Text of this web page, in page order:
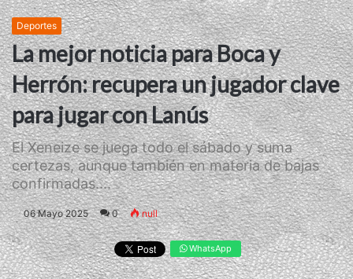
Deportes
La mejor noticia para Boca y
Herrón: recupera un jugador clave
para jugar con Lanús
El Xeneize se juega todo el sábado y suma
certezas, aunque también en materia de bajas
confirmadas....
06 Mayo 2025 0 null
WhatsApp